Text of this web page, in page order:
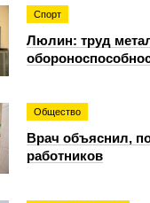
Спорт
Люлин: труд
Общество
Врач объяснил,
работников